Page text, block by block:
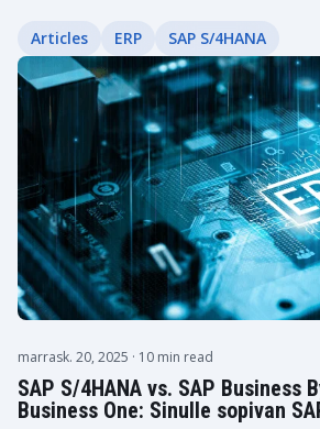
Articles ERP SAP S/4HANA
marrask. 20, 2025 · 10 min read
SAP S/4HANA vs. SAP Business
Business One: Sinulle sopivan